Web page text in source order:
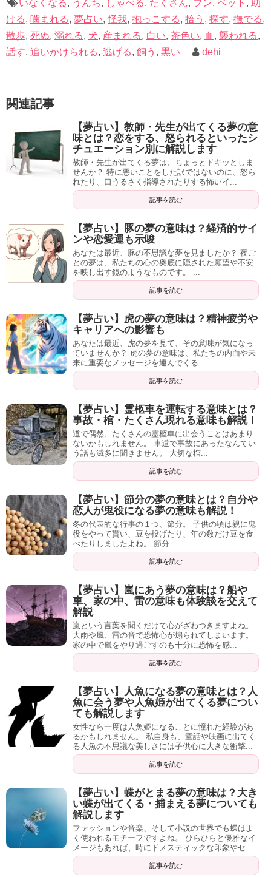
記事の続きを読む
夢に現れた犬はあなた自身で、自分自身に忠誠を尽くして
いるか、つまり自分自身の気持ちに正直でいるかを映す鏡
であることも多々あります。
ろであまりピンときませんよね。
意識・無意識に関わらず、あなた自身が、あなた自身の気
持ちに嘘をついているとき、犬はあなたに警告しにきてく
れるのかも知れません。
夢があなたに伝えてくれるメッセージを見逃さないように
しましょう。
最後までご覧いただき、ありがとうございました。
さらに、今だけ無料で個人的なアドバイスや詳
細鑑定が必要なら…
今回ご紹介したのは、犬のシンボルについてのあくまで一
です。
おおきく外れることはありませんが、やはり夢主それぞれ
の現状や持っている悩み・外的要因などで若干変わってく
ることがあります。
そして一般的な解釈ですと、
アドバイスもどうしても抽象
そして、以下のような方もいらっしゃると思います。
「夢占いの内容をみたけど、抽象的でどのことを言っ
ているのかわからない…」
「個人的な悩みがあって、その警告なんじゃないかと
不安…」
私自身も、数々の夢占いの実績から、自分自身がみた夢で
あれば、現在の自分の状況と照らし合わせて詳細な解釈や
この後どうすべきかの判断をすることが可能です。
にある読者さんのことを考えると、本当にやるべきこと、
その人個人的な悩みの解決方法が提示できない
な、と思い
ました。
過去に実際に大きな決断（私の場合は転職でしたが）をし
なければならなず悩んでいる時に、踏ん切りがつかないこ
いなくなる, うんち, しゃべる, たくさん, フン, ペット , 助
ける, 噛まれる, 夢占い,怪我, 抱っこする, 拾う , 探す, 撫でる,
散歩, 死ぬ, 溺れる, 犬, 産まれる, 白い, 茶色い, 血 , 襲われる,
話す, 追いかけられる, 逃げる, 飼う , 黒い dehi
関連記事
【夢占い】教師・先生が出てくる夢の意
味とは？恋をする、怒られるといったシ
チュエーション別に解説します
教師・先生が出てくる夢は、ちょっとドキッとしま
せんか？ 特に悪いことをした訳ではないのに、怒ら
れたり、口うるさく指導されたりする怖いイ...
記事を読む
【夢占い】豚の夢の意味は？経済的サイ
ンや恋愛運も示唆
あなたは最近、豚の不思議な夢を見ましたか？ 夜ご
との夢は、私たちの心の奥底に隠された願望や不安
を映し出す鏡のようなものです。 ...
記事を読む
【夢占い】虎の夢の意味は？精神疲労や
キャリアへの影響も
あなたは最近、虎の夢を見て、その意味が気になっ
ていませんか？ 虎の夢の意味は、私たちの内面や未
来に重要なメッセージを運んでくる...
記事を読む
【夢占い】霊柩車を運転する意味とは？
事故・棺・たくさん現れる意味も解説！
道で偶然、たくさんの霊柩車に出会うことはあまり
ないかもしれません。 車道で事故にあったなんてい
う話も滅多に聞きません。 大切な棺...
記事を読む
【夢占い】節分の夢の意味とは？自分や
恋人が鬼役になる夢の意味も解説！
冬の代表的な行事の１つ、節分。 子供の頃は親に鬼
役をやって貰い、豆を投げたり、年の数だけ豆を食
べたりしましたよね。 節分...
記事を読む
【夢占い】嵐にあう夢の意味は？船や
車、家の中、雷の意味も体験談を交えて
解説
嵐という言葉を聞くだけで心がざわつきますよね。
大雨や風、雷の音で恐怖心が煽られてしまいます。
家の中で嵐をやり過ごすのも十分に恐怖を感...
記事を読む
【夢占い】人魚になる夢の意味とは？人
魚に会う夢や人魚姫が出てくる夢につい
ても解説します
女性なら一度は人魚姫になることに憧れた経験があ
るかもしれません。 私自身も、童話や映画に出てく
る人魚の不思議な美しさには子供心に大きな衝撃...
記事を読む
【夢占い】蝶がとまる夢の意味は？大き
い蝶が出てくる・捕まえる夢についても
解説します
ファッションや音楽、そして小説の世界でも蝶はよ
く使われるモチーフですよね。 ひらひらと優雅なイ
メージもあれば、時にドメスティックな印象やセ...
記事を読む